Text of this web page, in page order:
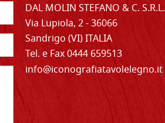
DAL MOLIN STEFANO & C. S.R.L.
Via Lupiola, 2 - 36066
Sandrigo (VI) ITALIA
Tel. e Fax 0444 659513
info@iconografiatavolelegno.it